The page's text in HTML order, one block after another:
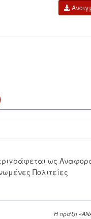
ως
Πολιτείες
Η πράξη